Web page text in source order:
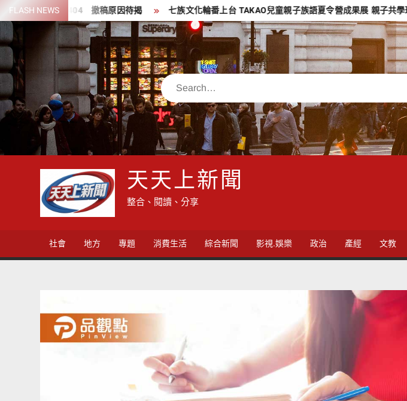
Skip
to
content
FLASH NEWS
報導變404 撤稿原因待揭 七族文化輪番上台 TAKAO兒童親子族語夏令營成果展 親子共學玩出族語力
Search
天天上新聞
整合、閱讀、分享
社會 地方 專題 消費生活 綜合新聞 影視.娛樂 政治 產經 文教